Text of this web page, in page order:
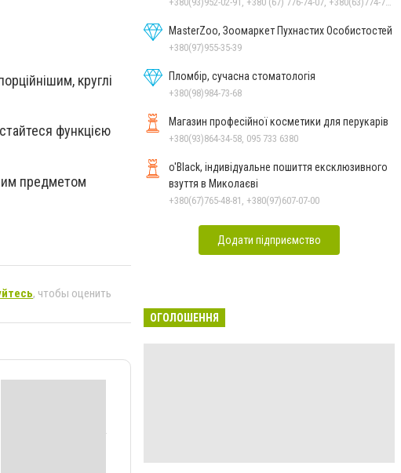
круглі
функцією
предметом
, чтобы оценить
MasterZoo, Зоомаркет Пухнастих Особистостей
+380(97)955-35-39
Пломбір, сучасна стоматологія
+380(98)984-73-68
Магазин професійної косметики для перукарів
+380(93)864-34-58, 095 733 6380
o'Black, індивідуальне пошиття ексклюзивного
взуття в Миколаєві
+380(67)765-48-81, +380(97)607-07-00
Додати підприємство
ОГОЛОШЕННЯ